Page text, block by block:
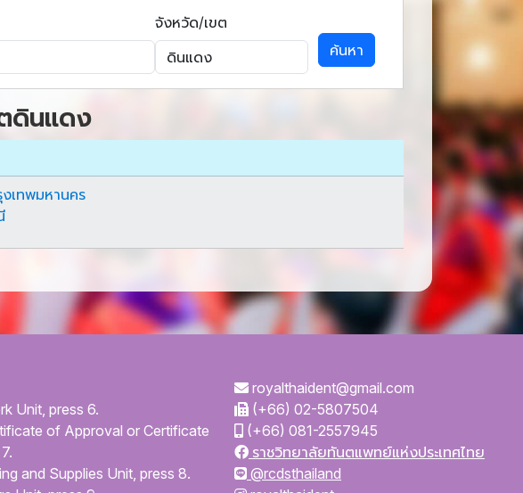
จังหวัด/เขต
ค้นหา
ดินแดง
เทพมหานคร
Unit, press 6.
of Approval or Certificate
and Supplies Unit, press 8.
royalthaident@gmail.com
(+66) 02-5807504
(+66) 081-2557945
ราชวิทยาลัยทันตแพทย์แห่งประเทศไทย
@rcdsthailand